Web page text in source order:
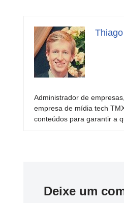
Administrador de
empresa de mídia tech
conteúdos para garantir a
Deixe um